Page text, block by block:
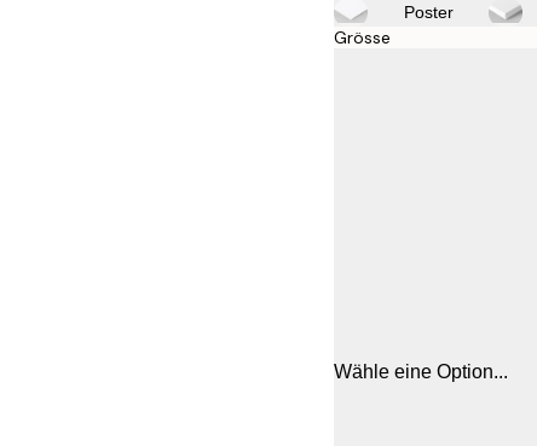
Poster
Grösse
Wähle eine Option...